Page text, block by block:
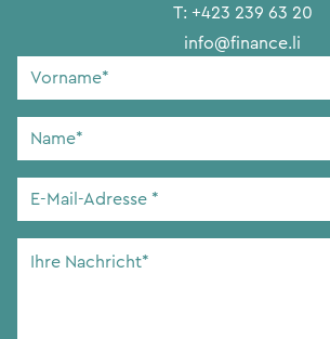
T: +423 239 63 20
info@finance.li
Vorname
Name
E-
Adresse*